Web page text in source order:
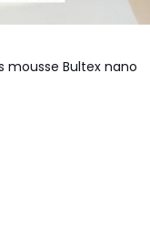
mousse Bultex nano